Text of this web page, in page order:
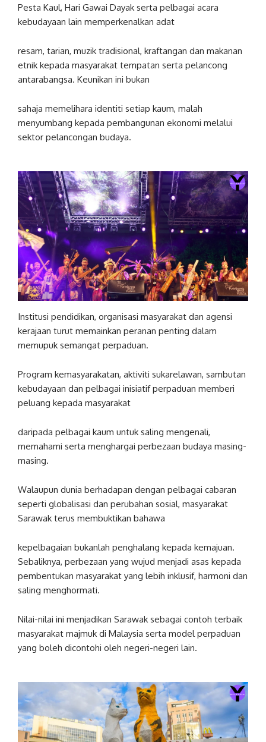
Pesta Kaul, Hari Gawai Dayak serta pelbagai acara
kebudayaan lain memperkenalkan adat
resam, tarian, muzik tradisional, kraftangan dan makanan
etnik kepada masyarakat tempatan serta pelancong
antarabangsa. Keunikan ini bukan
sahaja memelihara identiti setiap kaum, malah
menyumbang kepada pembangunan ekonomi melalui
sektor pelancongan budaya.
Institusi pendidikan, organisasi masyarakat dan agensi
kerajaan turut memainkan peranan penting dalam
memupuk semangat perpaduan.
Program kemasyarakatan, aktiviti sukarelawan, sambutan
kebudayaan dan pelbagai inisiatif perpaduan memberi
peluang kepada masyarakat
daripada pelbagai kaum untuk saling mengenali,
memahami serta menghargai perbezaan budaya masing-
masing.
Walaupun dunia berhadapan dengan pelbagai cabaran
seperti globalisasi dan perubahan sosial, masyarakat
Sarawak terus membuktikan bahawa
kepelbagaian bukanlah penghalang kepada kemajuan.
Sebaliknya, perbezaan yang wujud menjadi asas kepada
pembentukan masyarakat yang lebih inklusif, harmoni dan
saling menghormati.
Nilai-nilai ini menjadikan Sarawak sebagai contoh terbaik
masyarakat majmuk di Malaysia serta model perpaduan
yang boleh dicontohi oleh negeri-negeri lain.